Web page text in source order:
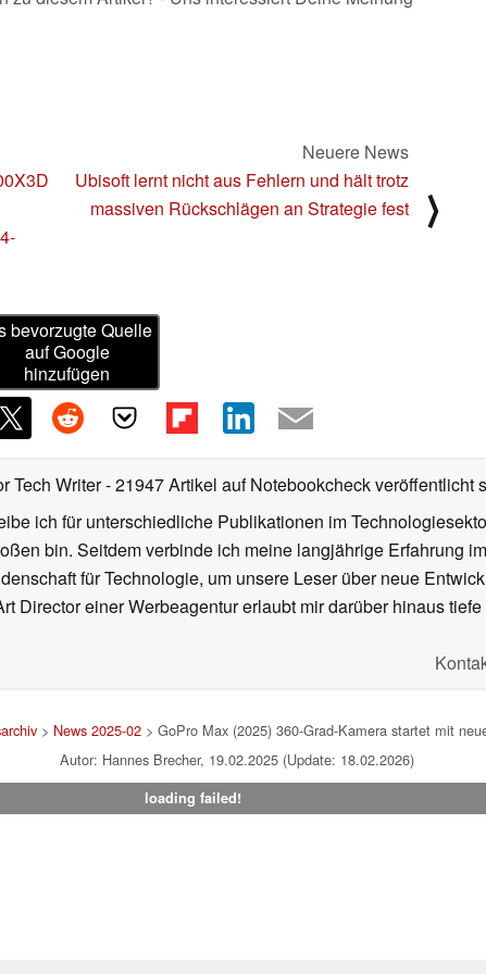
Neuere News
Ubisoft lernt nicht aus Fehlern und hält trotz
massiven Rückschlägen an Strategie fest
⟩
bevorzugte Quelle
auf Google
hinzufügen
Tech Writer- 21947 Artikel auf Notebookcheck veröffentlicht
ich für unterschiedliche Publikationen im
bin. Seitdem verbinde ich meine langjährige Erfahrung
für Technologie, um unsere Leser über neue
Director einer Werbeagentur erlaubt mir darüber hinaus
> News 2025-02 > GoPro Max (2025) 360-Grad-Kamera startet mit
Autor: Hannes Brecher, 19.02.2025 (Update: 18.02.2026)
loading failed!